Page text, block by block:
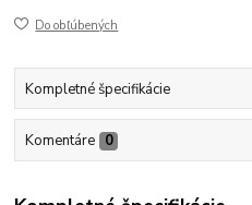
Do obľúbených
Kompletné špecifikácie
Komentáre 0